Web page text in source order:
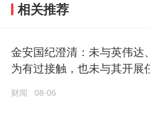
相关推荐
金安国纪澄清：未与英伟达
为有过接触，也未与其开展
财闻 08-06